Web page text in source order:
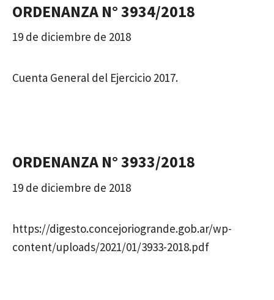
ORDENANZA N° 3934/2018
19 de diciembre de 2018
Cuenta General del Ejercicio 2017.
ORDENANZA N° 3933/2018
19 de diciembre de 2018
https://digesto.concejoriogrande.gob.ar/wp-
content/uploads/2021/01/3933-2018.pdf